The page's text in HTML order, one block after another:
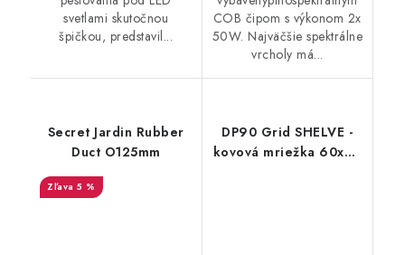
svetlami skutočnou
špičkou, predstavil...
COB čipom s výkonom 2x
50W. Najväčšie spektrálne
vrcholy má...
Secret Jardin Rubber
Duct O125mm
5 %
DP90 Grid SHELVE -
kovová mriežka 60x40